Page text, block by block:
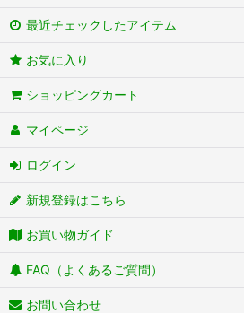
最近チェックしたアイテム
お気に入り
ショッピングカート
マイページ
ログイン
新規登録はこちら
お買い物ガイド
FAQ（よくあるご質問）
お問い合わせ